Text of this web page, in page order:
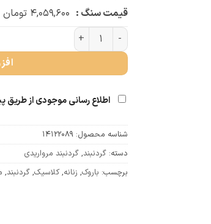
قیمت سنگ : ۴,۰۵۹,۶۰۰ تومان
گردنبند نرمین (کد 3026) عدد
اطلاع رسانی موجودی از طریق
شناسه محصول: 14122089
دسته: گردنبند, گردنبند مرواریدی
برچسب: باروک, زنانه,کلاسیک, گردنبند,